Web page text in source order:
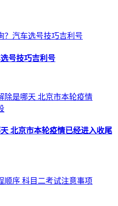
号技巧吉利号
北京市本轮疫情已经进入收尾